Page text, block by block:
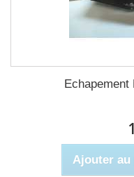
Echapement
Ajouter au